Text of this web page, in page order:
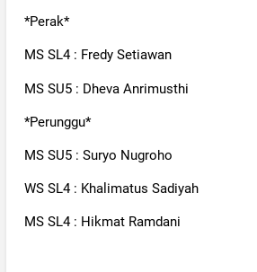
*Perak*
MS SL4 : Fredy Setiawan
MS SU5 : Dheva Anrimusthi
*Perunggu*
MS SU5 : Suryo Nugroho
WS SL4 : Khalimatus Sadiyah
MS SL4 : Hikmat Ramdani